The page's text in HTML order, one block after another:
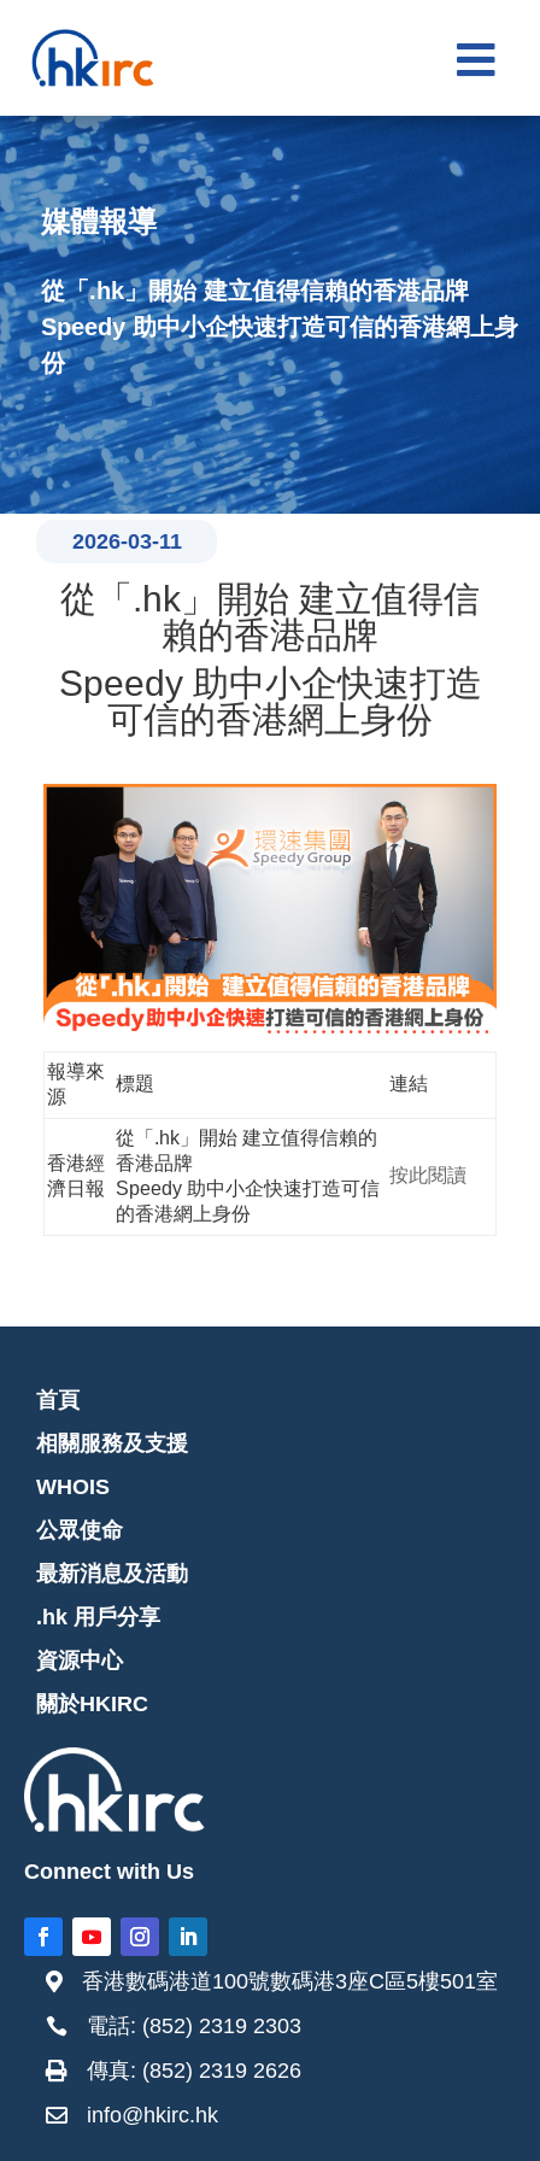

媒體報導
從「.hk」開始 建立值得信賴的香港品牌
Speedy 助中小企快速打造可信的香港網上身
份
2026-03-11
從「.hk」開始 建立值得信
賴的香港品牌
Speedy 助中小企快速打造
可信的香港網上身份
報導來
源
標題 連結
香港經
濟日報
從「.hk」開始 建立值得信賴的
香港品牌
Speedy 助中小企快速打造可信
的香港網上身份
按此閱讀
首頁
相關服務及支援
WHOIS
公眾使命
最新消息及活動
.hk 用戶分享
資源中心
關於HKIRC
Connect with Us
 香港數碼港道100號數碼港3座C區5樓501室
 電話: (852) 2319 2303
 傳真: (852) 2319 2626
 info@hkirc.hk